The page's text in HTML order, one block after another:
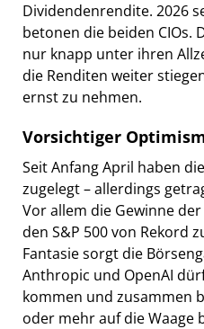
Dividendenrendite. 2026
betonen die beiden CIOs.
nur knapp unter ihren
die Renditen weiter
ernst zu nehmen.
Vorsichtiger
Seit Anfang April haben
zugelegt – allerdings
Vor allem die Gewinne
den S&P 500 von Rekord
Fantasie sorgt die
Anthropic und OpenAI
kommen und zusammen
oder mehr auf die Waage